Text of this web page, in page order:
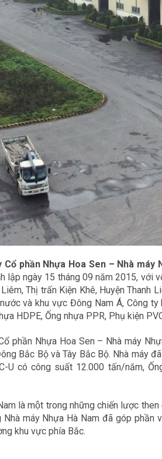
Cổ phần Nhựa Hoa Sen – Nhà máy
lập ngày 15 tháng 09 năm 2015, với
Thị trấn Kiện Khê, Huyện
và khu vực Đông Nam Á, Công
HDPE, Ống nhựa PPR, Phụ kiện
phần Nhựa Hoa Sen – Nhà máy
Bắc Bộ và Tây Bắc Bộ. Nhà máy
U có công suất 12.000 tấn/năm,
là một trong những chiến lược
Nhà máy Nhựa Hà Nam đã góp
khu vực phía Bắc.